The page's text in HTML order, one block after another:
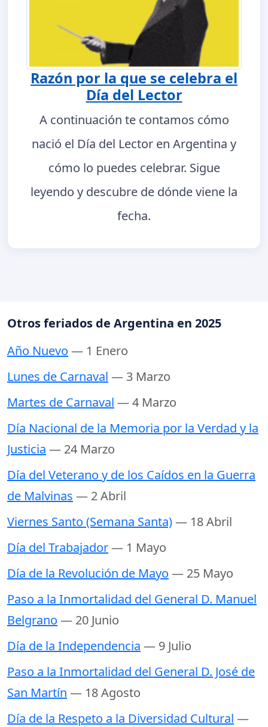
Razón por la que se celebra el
Día del Lector
A continuación te contamos cómo
nació el Día del Lector en Argentina y
cómo lo puedes celebrar. Sigue
leyendo y descubre de dónde viene la
fecha.
Otros feriados de Argentina en 2025
Año Nuevo — 1 Enero
Lunes de Carnaval — 3 Marzo
Martes de Carnaval — 4 Marzo
Día Nacional de la Memoria por la Verdad y la
Justicia — 24 Marzo
Día del Veterano y de los Caídos en la Guerra
de Malvinas — 2 Abril
Viernes Santo (Semana Santa)— 18 Abril
Día del Trabajador— 1 Mayo
Día de la Revolución de Mayo — 25 Mayo
Paso a la Inmortalidad del General D. Manuel
Belgrano — 20 Junio
Día de la Independencia — 9 Julio
Paso a la Inmortalidad del General D. José de
San Martín — 18 Agosto
Día de la Respeto a la Diversidad Cultural —